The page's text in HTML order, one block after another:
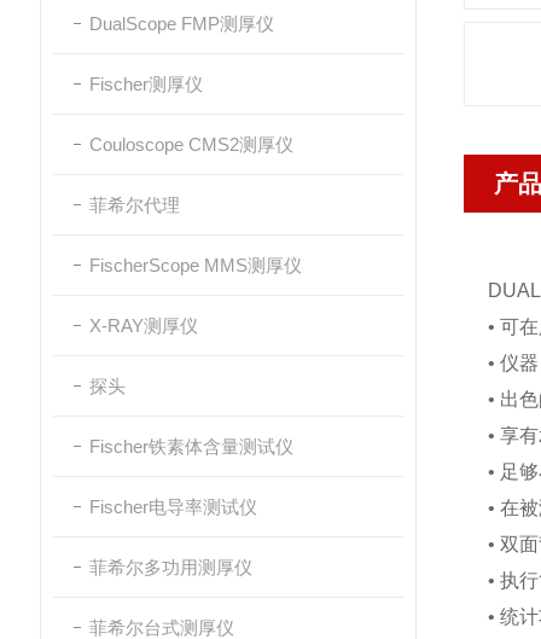
DualScope FMP测厚仪
Fischer测厚仪
Couloscope CMS2测厚仪
菲希尔代理
FischerScope MMS测厚仪
X-RAY测厚仪
探头
Fischer铁素体含量测试仪
Fischer电导率测试仪
菲希尔多功用测厚仪
菲希尔台式测厚仪
产
• 可
• 仪
• 出
• 享
• 足
• 在
• 双
• 执
• 统